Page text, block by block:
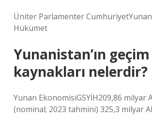
Üniter Parlamenter
Hükümet
Yunanistan’ın geçim
kaynakları nelerdir?
Yunan EkonomisiGSYİH209,86 milyar
(nominal; 2023 tahmini) 325,3 milyar